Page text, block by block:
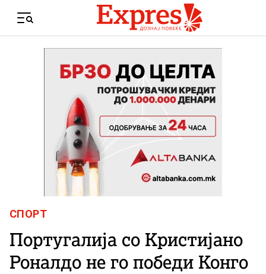
Menu
СПОРТ
Португалија со Кристијано
Роналдо не го победи Конго